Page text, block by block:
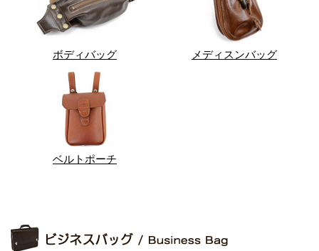
ボディバッグ メディスンバッグ
ベルトポーチ